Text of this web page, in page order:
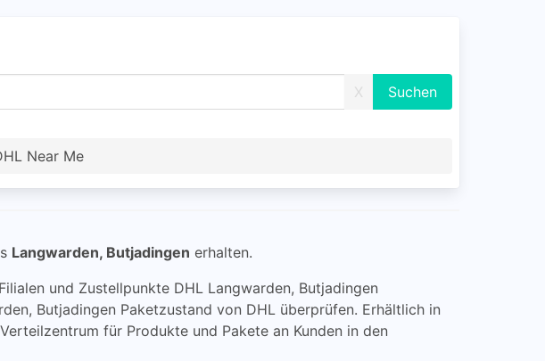
X
Near Me
Langwarden, Butjadingen erhalten.
und Zustellpunkte DHL Langwarden, Butjadingen
Butjadingen Paketzustand von DHL überprüfen. Erhältlich in
für Produkte und Pakete an Kunden in den